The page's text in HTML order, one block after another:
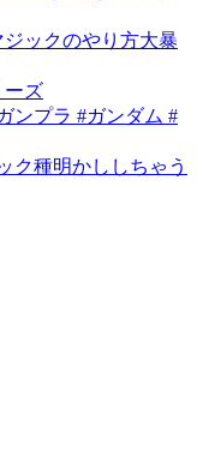
ジックのやり方大暴
ーズ
ンプラ #ガンダム #
ク種明かししちゃう